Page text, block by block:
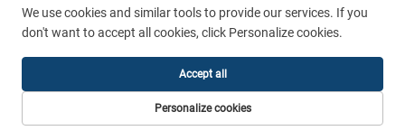
assurant une manipulation fluide et précise, améliorant la
participation et l'expérience d'interaction de l'utilisateur.
méthodes de mise à jour à distance, permettant une mise à
jour rapide du contenu affiché et réduisant les coûts de
maintenance manuelle.
• Stabilité et durabilité : matériel industriel et conception
We use cookies and similar tools to provide our services. If you
don't want to accept all cookies, click Personalize cookies.
Personalize cookies
Accept all